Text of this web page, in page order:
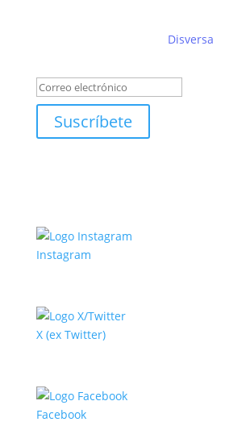
Disversa
Suscríbete
Instagram
X (ex Twitter)
Facebook